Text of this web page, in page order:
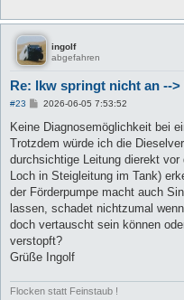
ingolf
abgefahren
Re: lkw springt nicht an --
#23
B
i
r
a
2026-06-05 7:53:52
Keine Diagnosemöglichkeit bei
Trotzdem würde ich die
durchsichtige Leitung dierekt
Loch in Steigleitung im Tank)
der Förderpumpe macht auch
lassen, schadet nichtzumal
doch vertauscht sein können
verstopft?
Grüße Ingolf
Flocken statt Feinstaub !